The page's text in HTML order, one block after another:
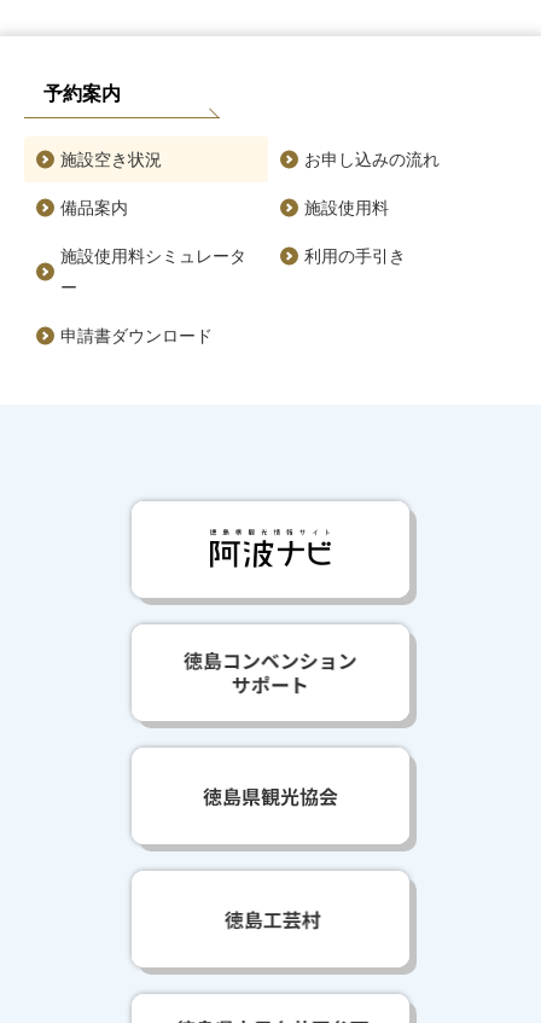
予約案内
施設空き状況 お申し込みの流れ
備品案内 施設使用料
施設使用料シミュレータ
ー
利用の手引き
申請書ダウンロード